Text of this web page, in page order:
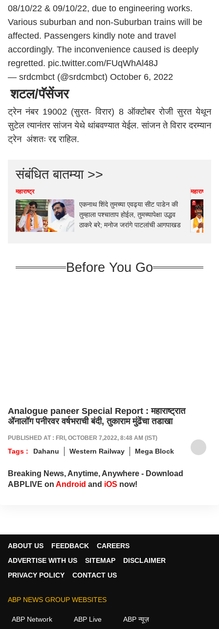
08/10/22 & 09/10/22, due to engineering works.
Various suburban and non-Suburban trains will be
affected. Passengers kindly note and travel
accordingly. The inconvenience caused is deeply
regretted. pic.twitter.com/FUqWhAl48J
— srdcmbct (@srdcmbct) October 6, 2022
शटल/पॅसेंजर
ट्रेन नंबर 19002 (सुरत- विरार) 8 ऑक्टोबर रोजी सुरत येथून
सुटेल त्यानंतर सांजन येथे थांबवण्यात येईल. सांजन ते विरार दरम्यान
ट्रेन अंशतः रद्द राहिल.
संबंधित बातम्या >>
महाराष्ट्र
एकनाथ शिंदे तुमच्या एवढ्या सीट पाडेन की
तुम्हाला पश्चाताप होईल, तुमच्यापेक्षा उद्धव
ठाकरे बरे; मनोज जरांगे पाटलांची आगपाखड
महाराष्ट्र
Before You Go
Analogue paneer Special Report : महाराष्ट्रात
ॲनालॉग पनीरवर वर्षभराची बंदी, तुकाराम मुंढेंचा तडाखा
PUBLISHED AT : FRI, OCTOBER 7,2022, 8:48 AM (IST)
Tags : Dahanu Western Railway Mega Block
Breaking News, Anytime, Anywhere - Download
ABPLIVE on Android and iOS now!
ABOUT US FEEDBACK
CAREERS
ADVERTISE WITH US
SITEMAP
DISCLAIMER
PRIVACY POLICY
CONTACT US
ABP NEWS GROUP WEBSITES
ABP Network ABP Live ABP न्यूज़